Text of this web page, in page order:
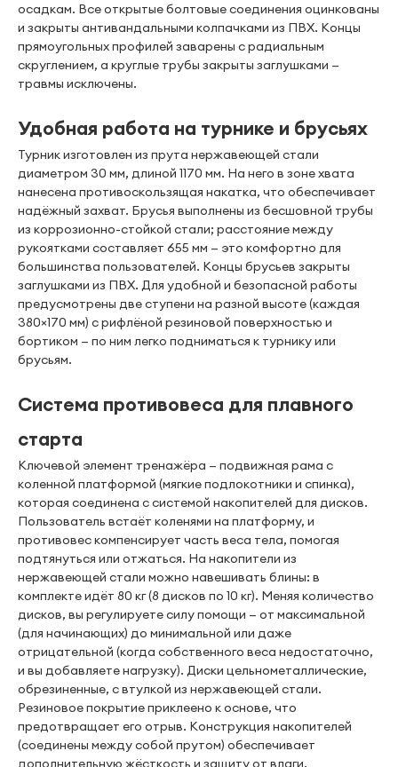
осадкам. Все открытые болтовые соединения оцинкованы
и закрыты антивандальными колпачками из ПВХ. Концы
прямоугольных профилей заварены с радиальным
скруглением, а круглые трубы закрыты заглушками —
травмы исключены.
Удобная работа на турнике и брусьях
Турник изготовлен из прута нержавеющей стали
диаметром 30 мм, длиной 1170 мм. На него в зоне хвата
нанесена противоскользящая накатка, что обеспечивает
надёжный захват. Брусья выполнены из бесшовной трубы
из коррозионно-стойкой стали; расстояние между
рукоятками составляет 655 мм — это комфортно для
большинства пользователей. Концы брусьев закрыты
заглушками из ПВХ. Для удобной и безопасной работы
предусмотрены две ступени на разной высоте (каждая
380×170 мм) с рифлёной резиновой поверхностью и
бортиком — по ним легко подниматься к турнику или
брусьям.
Система противовеса для плавного
старта
Ключевой элемент тренажёра — подвижная рама с
коленной платформой (мягкие подлокотники и спинка),
которая соединена с системой накопителей для дисков.
Пользователь встаёт коленями на платформу, и
противовес компенсирует часть веса тела, помогая
подтянуться или отжаться. На накопители из
нержавеющей стали можно навешивать блины: в
комплекте идёт 80 кг (8 дисков по 10 кг). Меняя количество
дисков, вы регулируете силу помощи — от максимальной
(для начинающих) до минимальной или даже
отрицательной (когда собственного веса недостаточно,
и вы добавляете нагрузку). Диски цельнометаллические,
обрезиненные, с втулкой из нержавеющей стали.
Резиновое покрытие приклеено к основе, что
предотвращает его отрыв. Конструкция накопителей
(соединены между собой прутом) обеспечивает
дополнительную жёсткость и защиту от влаги.